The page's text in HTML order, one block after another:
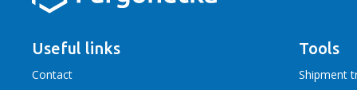
Useful links
Contact
Tools
Shipment